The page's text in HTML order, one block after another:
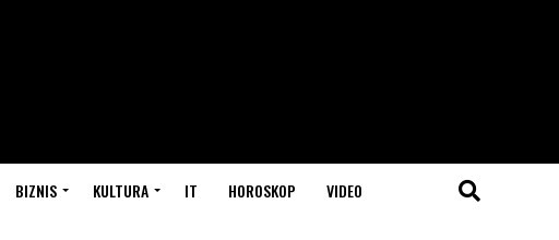
BIZNIS KULTURA IT HOROSKOP VIDEO